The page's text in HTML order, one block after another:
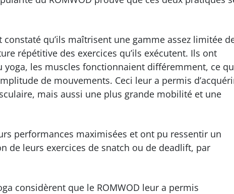
qu’ils maîtrisent une gamme assez limitée
répétitive des exercices qu’ils exécutent. Ils ont
yoga, les muscles fonctionnaient différemment, ce
de mouvements. Ceci leur a permis
mais aussi une plus grande mobilité et une
performances maximisées et ont pu ressentir un
de leurs exercices de snatch ou de deadlift, par
considèrent que le ROMWOD leur a permis